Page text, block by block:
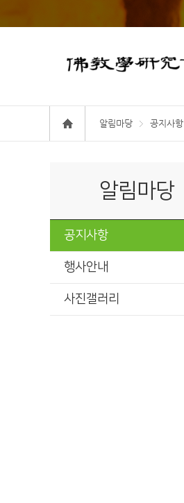
알림마당 공지사항
알림마당
공지사항
행사안내
사진갤러리